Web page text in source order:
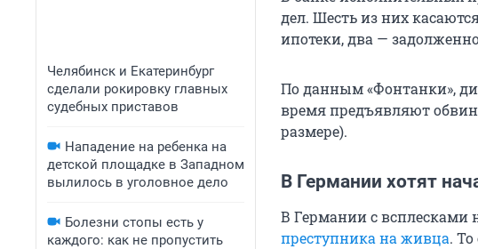
Челябинск и Екатеринбург
сделали рокировку главных
судебных приставов
Нападение на ребенка на
детской площадке в Западном
вылилось в уголовное дело
Болезни стопы есть у
каждого: как не пропустить
дел. Шесть из них
ипотеки, два —
По данным «Фонтанки»,
время предъявляют
размере).
В Германии хотят
В Германии с всплесками
преступника на живца.